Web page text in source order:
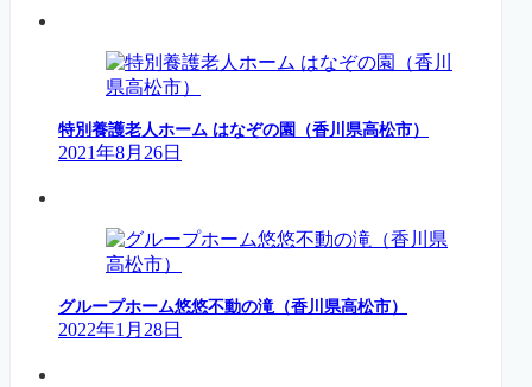
特別養護老人ホーム はなぞの園（香川県高松市）
2021年8月26日
グループホーム悠悠不動の滝（香川県高松市）
2022年1月28日